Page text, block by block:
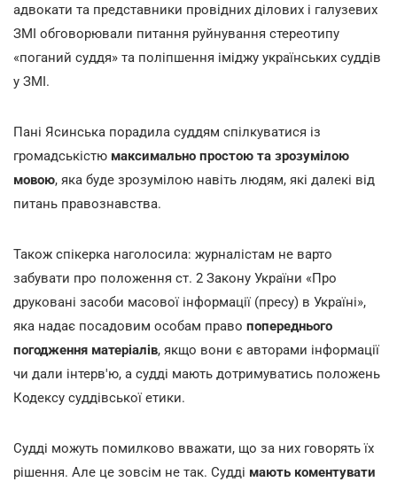
адвокати та представники провідних ділових і галузевих
ЗМІ обговорювали питання руйнування стереотипу
«поганий суддя» та поліпшення іміджу українських суддів
у ЗМІ.
Пані Ясинська порадила суддям спілкуватися із
громадськістю максимально простою та зрозумілою
мовою, яка буде зрозумілою навіть людям, які далекі від
питань правознавства.
Також спікерка наголосила: журналістам не варто
забувати про положення ст. 2 Закону України «Про
друковані засоби масової інформації (пресу) в Україні»,
яка надає посадовим особам право попереднього
погодження матеріалів, якщо вони є авторами інформації
чи дали інтерв'ю, а судді мають дотримуватись положень
Кодексу суддівської етики.
Судді можуть помилково вважати, що за них говорять їх
рішення. Але це зовсім не так. Судді мають коментувати